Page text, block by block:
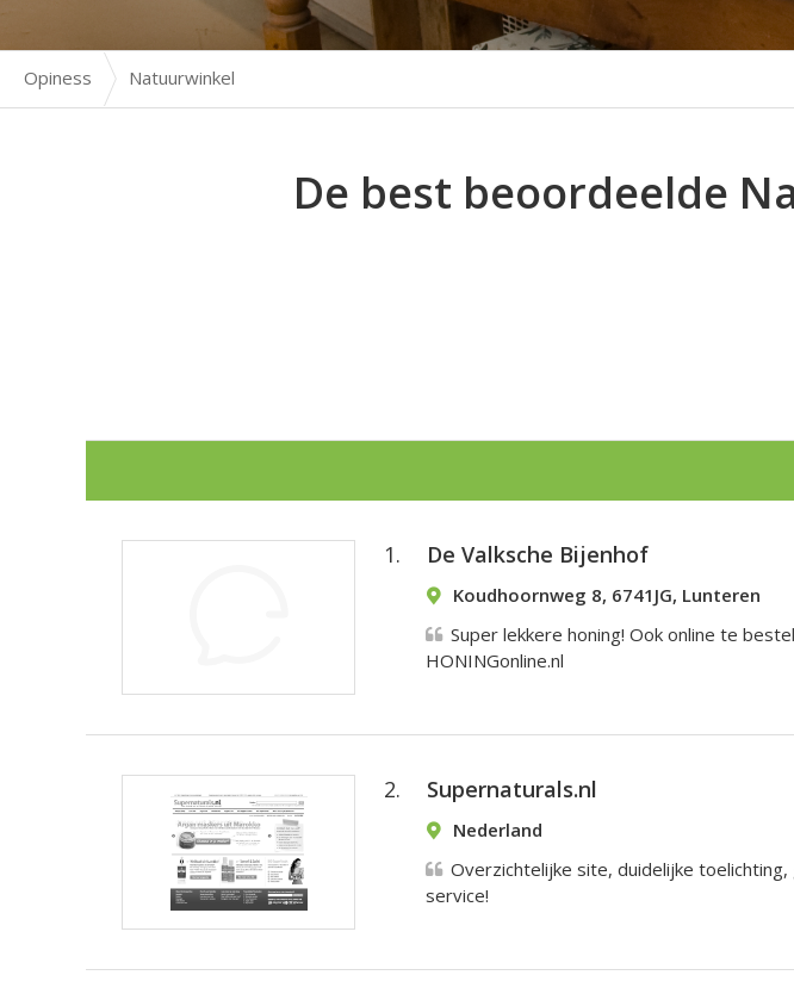
Opiness Natuurwinkel
De best beoordeelde
1. De Valksche Bijenhof
Koudhoornweg 8, 6741JG, Lunteren
Super lekkere honing! Ook online te
HONINGonline.nl
2. Supernaturals.nl
Nederland
Overzichtelijke site, duidelijke toelichting,
service!